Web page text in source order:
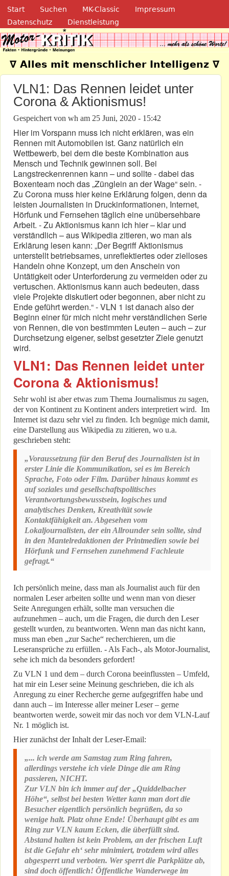
Direkt zum Inhalt
Navigation
Start Suchen MK-Classic
Impressum
Datenschutz
Dienstleistung
Motor-Kritik.de
∇ Alles mit menschlicher Intelligenz ∇
VLN1: Das Rennen leidet unter
Corona & Aktionismus!
Gespeichert von wh am 25 Juni, 2020 - 15:42
Hier im Vorspann muss ich nicht erklären, was ein
Rennen mit Automobilen ist. Ganz natürlich ein
Wettbewerb, bei dem die beste Kombination aus
Mensch und Technik gewinnen soll. Bei
Langstreckenrennen kann – und sollte - dabei das
Boxenteam noch das „Zünglein an der Wage“ sein. -
Zu Corona muss hier keine Erklärung folgen, denn da
leisten Journalisten in Druckinformationen, Internet,
Hörfunk und Fernsehen täglich eine unübersehbare
Arbeit. - Zu Aktionismus kann ich hier – klar und
verständlich – aus Wikipedia zitieren, wo man als
Erklärung lesen kann: „Der Begriff Aktionismus
unterstellt betriebsames, unreflektiertes oder zielloses
Handeln ohne Konzept, um den Anschein von
Untätigkeit oder Unterforderung zu vermeiden oder zu
vertuschen. Aktionismus kann auch bedeuten, dass
viele Projekte diskutiert oder begonnen, aber nicht zu
Ende geführt werden.“ - VLN 1 ist danach also der
Beginn einer für mich nicht mehr verständlichen Serie
von Rennen, die von bestimmten Leuten – auch – zur
Durchsetzung eigener, selbst gesetzter Ziele genutzt
wird.
VLN1: Das Rennen leidet unter
Corona & Aktionismus!
Sehr wohl ist aber etwas zum Thema Journalismus zu sagen,
der von Kontinent zu Kontinent anders interpretiert wird. Im
Internet ist dazu sehr viel zu finden. Ich begnüge mich damit,
eine Darstellung aus Wikipedia zu zitieren, wo u.a.
geschrieben steht:
„Voraussetzung für den Beruf des Journalisten ist in
erster Linie die Kommunikation, sei es im Bereich
Sprache, Foto oder Film. Darüber hinaus kommt es
auf soziales und gesellschaftspolitisches
Verantwortungsbewusstsein, logisches und
analytisches Denken, Kreativität sowie
Kontaktfähigkeit an. Abgesehen vom
Lokaljournalisten, der ein Allrounder sein sollte, sind
in den Mantelredaktionen der Printmedien sowie bei
Hörfunk und Fernsehen zunehmend Fachleute
gefragt.“
Ich persönlich meine, dass man als Journalist auch für den
normalen Leser arbeiten sollte und wenn man von dieser
Seite Anregungen erhält, sollte man versuchen die
aufzunehmen – auch, um die Fragen, die durch den Leser
gestellt wurden, zu beantworten. Wenn man das nicht kann,
muss man eben „zur Sache“ recherchieren, um die
Leseransprüche zu erfüllen. - Als Fach-, als Motor-Journalist,
sehe ich mich da besonders gefordert!
Zu VLN 1 und dem – durch Corona beeinflussten – Umfeld,
hat mir ein Leser seine Meinung geschrieben, die ich als
Anregung zu einer Recherche gerne aufgegriffen habe und
dann auch – im Interesse aller meiner Leser – gerne
beantworten werde, soweit mir das noch vor dem VLN-Lauf
Nr. 1 möglich ist.
Hier zunächst der Inhalt der Leser-Email:
„... ich werde am Samstag zum Ring fahren,
allerdings verstehe ich viele Dinge die am Ring
passieren, NICHT.
Zur VLN bin ich immer auf der „Quiddelbacher
Höhe“, selbst bei besten Wetter kann man dort die
Besucher eigentlich persönlich begrüßen, da so
wenige halt. Platz ohne Ende! Überhaupt gibt es am
Ring zur VLN kaum Ecken, die überfüllt sind.
Abstand halten ist kein Problem, an der frischen Luft
ist die Gefahr eh‘ sehr minimiert, trotzdem wird alles
abgesperrt und verboten. Wer sperrt die Parkplätze ab,
sind doch öffentlich! Öffentliche Wanderwege im